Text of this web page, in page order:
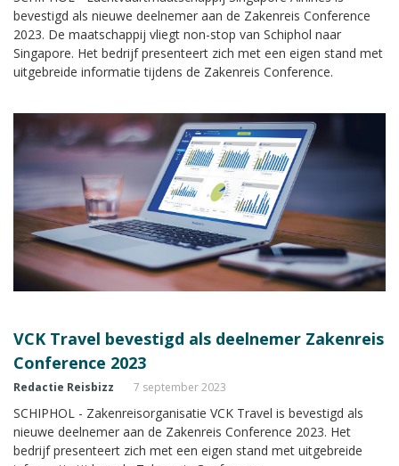
bevestigd als nieuwe deelnemer aan de Zakenreis Conference
2023. De maatschappij vliegt non-stop van Schiphol naar
Singapore. Het bedrijf presenteert zich met een eigen stand met
uitgebreide informatie tijdens de Zakenreis Conference.
VCK Travel bevestigd als deelnemer Zakenreis
Conference 2023
Redactie Reisbizz 7 september 2023
SCHIPHOL - Zakenreisorganisatie VCK Travel is bevestigd als
nieuwe deelnemer aan de Zakenreis Conference 2023. Het
bedrijf presenteert zich met een eigen stand met uitgebreide